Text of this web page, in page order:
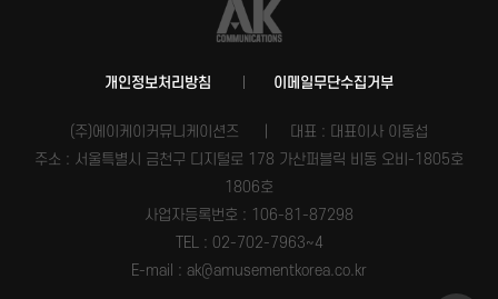
개인정보처리방침 이메일무단수집거부
(주)에이케이커뮤니케이션즈
대표 : 대표이사 이동섭
주소 : 서울특별시 금천구 디지털로 178 가산퍼블릭 비동 오비-1805호
1806호
사업자등록번호 : 106-81-87298
TEL : 02-702-7963~4
E-mail : ak@amusementkorea.co.kr